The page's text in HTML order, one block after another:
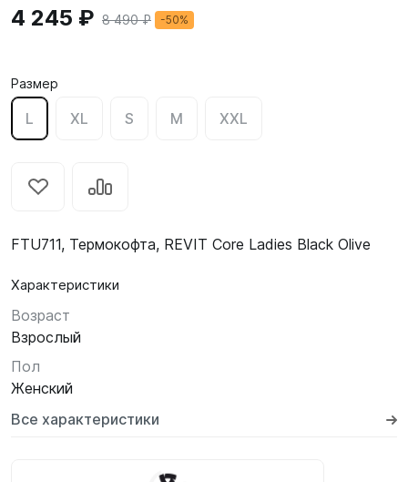
4 245 ₽ 8 490 ₽ -50%
Размер
L XL S M XXL
FTU711, Термокофта, REVIT Core Ladies Black Olive
Характеристики
Возраст
Взрослый
Пол
Женский
Все характеристики